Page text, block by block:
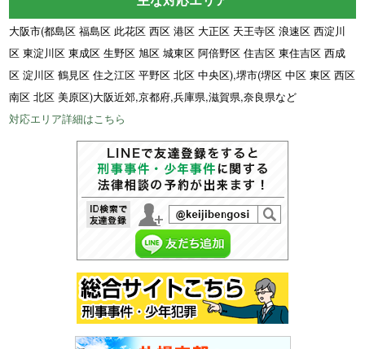
大阪市(都島区 福島区 此花区 西区 港区 大正区 天王寺区 浪速区 西淀川
区 東淀川区 東成区 生野区 旭区 城東区 阿倍野区 住吉区 東住吉区 西成
区 淀川区 鶴見区 住之江区 平野区 北区 中央区),堺市(堺区 中区 東区 西区
南区 北区 美原区)大阪近郊,京都府,兵庫県,滋賀県,奈良県など
対応エリア詳細はこちら